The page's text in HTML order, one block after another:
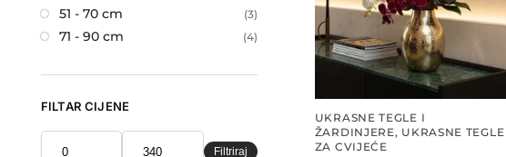
UKRASNE TEGLE I
ŽARDINJERE, UKRASNE TEGLE
ZA CVIJEĆE
51 - 70 cm (3)
71 - 90 cm (4)
FILTAR CIJENE
Filtriraj